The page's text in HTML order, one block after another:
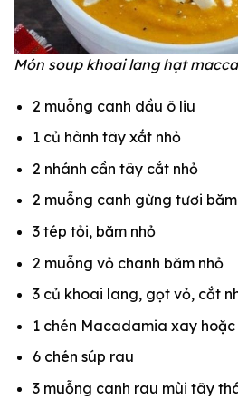
Món soup khoai lang hạt
2 muỗng canh dầu ô liu
1 củ hành tây xắt nhỏ
2 nhánh cần tây cắt nhỏ
2 muỗng canh gừng tươi
3 tép tỏi, băm nhỏ
2 muỗng vỏ chanh băm nhỏ
3 củ khoai lang, gọt vỏ, cắt
1 chén Macadamia xay hoặc
6 chén súp rau
3 muỗng canh rau mùi tây